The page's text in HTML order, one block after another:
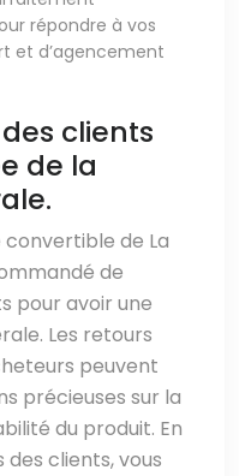
répondre à vos
et d’agencement
clients
de la
de La
de
pour avoir une
Les retours
peuvent
précieuses sur la
du produit. En
clients, vous